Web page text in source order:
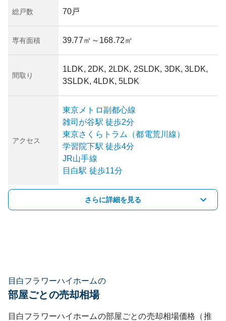
総戸数 70戸
専有面積 39.77㎡ ～168.72㎡
間取り
1LDK, 2DK, 2LDK, 2SLDK, 3DK, 3LDK,
3SLDK, 4LDK, 5LDK
アクセス
東京メトロ副都心線
雑司が谷駅 徒歩2分
東京さくらトラム（都電荒川線）
学習院下駅 徒歩4分
JR山手線
目白駅 徒歩11分
さらに詳細を見る
目白フラワーハイホームの
部屋ごとの売却相場
目白フラワーハイホームの部屋ごとの売却相場価格（推